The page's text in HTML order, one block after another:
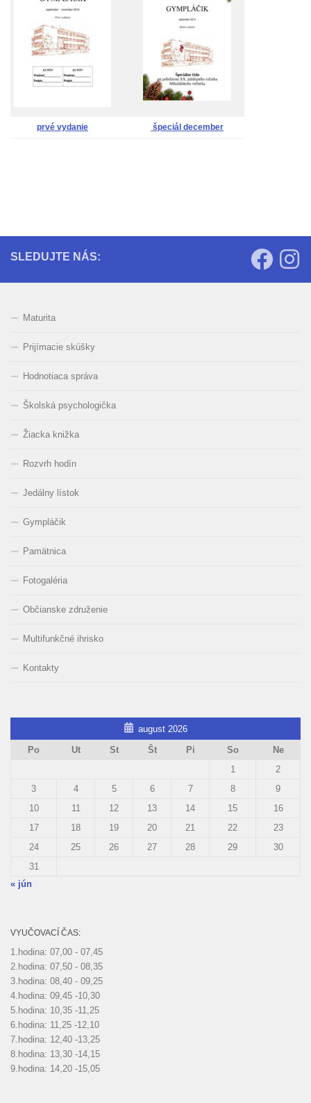
prvé vydanie špeciál december
SLEDUJTE NÁS:
Maturita
Prijímacie skúšky
Hodnotiaca správa
Školská psychologička
Žiacka knižka
Rozvrh hodín
Jedálny lístok
Gympláčik
Pamätnica
Fotogaléria
Občianske združenie
Multifunkčné ihrisko
Kontakty
august 2026
Po
Ut St Št Pi So
Ne
1
2
3
4 5 6 7 8
9
10
11 12 13 14 15
16
17
18 19 20 21 22
23
24
25 26 27 28 29
30
31
« jún
VYUČOVACÍ ČAS:
1.hodina: 07,00 - 07,45
2.hodina: 07,50 - 08,35
3.hodina: 08,40 - 09,25
4.hodina: 09,45 -10,30
5.hodina: 10,35 -11,25
6.hodina: 11,25 -12,10
7.hodina: 12,40 -13,25
8.hodina: 13,30 -14,15
9.hodina: 14,20 -15,05